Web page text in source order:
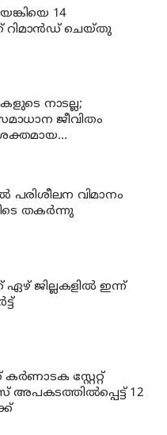
14
റിമാൻഡ് ചെയ്തു
നാടല്ല;
ജീവിതം
ശക്തമായ
പരിശീലന വിമാനം
തകര്‍ന്നു
ജില്ലകളില്‍ ഇന്ന്
സ്റ്റേറ്റ്
12